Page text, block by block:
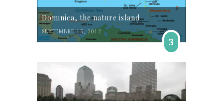
Dominica, the nature island
SEPTEMBRE 15, 2012
3